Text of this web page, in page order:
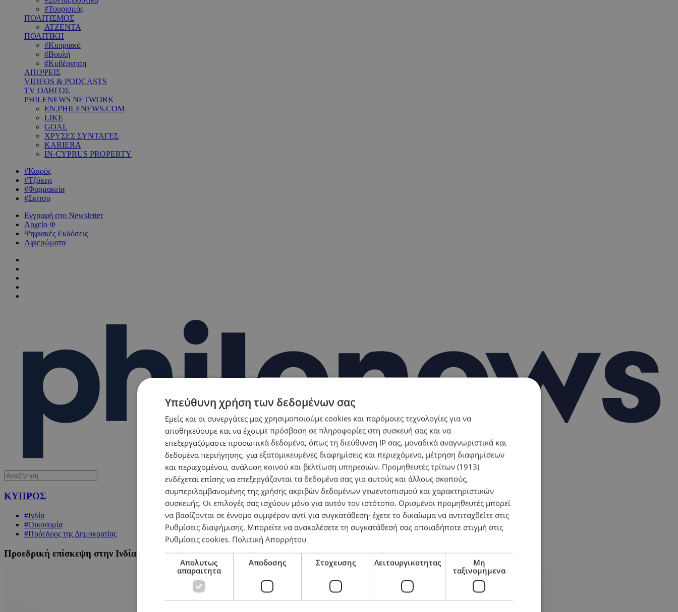
#Τουρισμός
ΠΟΛΙΤΙΣΜΟΣ
ΑΤΖΕΝΤΑ
ΠΟΛΙΤΙΚΗ
#Κυπριακό
#Βουλή
#Κυβέρνηση
ΑΠΟΨΕΙΣ
VIDEOS & PODCASTS
TV ΟΔΗΓΟΣ
PHILENEWS NETWORK
EN.PHILENEWS.COM
LIKE
GOAL
ΧΡΥΣΕΣ ΣΥΝΤΑΓΕΣ
KARIERA
IN-CYPRUS PROPERTY
#Καιρός
#Τζόκερ
#Φαρμακεία
#Σκίτσο
Εγγραφή στο Newsletter
Αρχείο Φ
Ψηφιακές Εκδόσεις
Αφιερώματα
ΚΥΠΡΟΣ
#Ινδία
#Οικονομία
#Πρόεδρος της Δημοκρατίας
Προεδρική επίσκεψη στην Ινδία με οικονομική ατζέντα
Υπεύθυνη χρήση των δεδομένων σας
Εμείς και οι συνεργάτες μας χρησιμοποιούμε cookies και παρόμοιες τεχνολογίες για να
αποθηκεύουμε και να έχουμε πρόσβαση σε πληροφορίες στη συσκευή σας και να
επεξεργαζόμαστε προσωπικά δεδομένα, όπως τη διεύθυνση IP σας, μοναδικά αναγνωριστικά και
δεδομένα περιήγησης, για εξατομικευμένες διαφημίσεις και περιεχόμενο, μέτρηση διαφημίσεων
και περιεχομένου, ανάλυση κοινού και βελτίωση υπηρεσιών. Προμηθευτές τρίτων (1913)
ενδέχεται επίσης να επεξεργάζονται τα δεδομένα σας για αυτούς και άλλους σκοπούς,
συμπεριλαμβανομένης της χρήσης ακριβών δεδομένων γεωεντοπισμού και χαρακτηριστικών
συσκευής. Οι επιλογές σας ισχύουν μόνο για αυτόν τον ιστότοπο. Ορισμένοι προμηθευτές μπορεί
να βασίζονται σε έννομο συμφέρον αντί για συγκατάθεση· έχετε το δικαίωμα να αντιταχθείτε στις
Ρυθμίσεις διαφήμισης. Μπορείτε να ανακαλέσετε τη συγκατάθεσή σας οποιαδήποτε στιγμή στις
Ρυθμίσεις cookies. Πολιτική Απορρήτου
Απολυτως
απαραιτητα
Αποδοσης Στοχευσης Λειτουργικοτητας
Μη
ταξινομημενα